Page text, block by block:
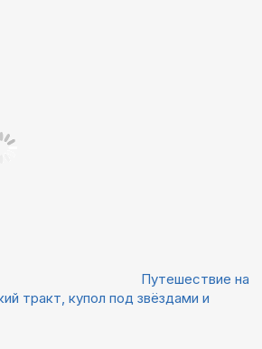
Путешествие на
тракт, купол под звёздами и